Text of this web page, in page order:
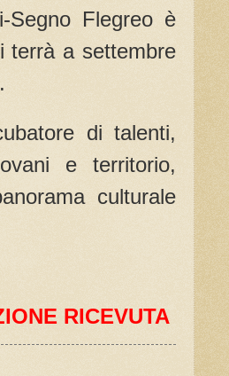
Segno Flegreo è
terrà a settembre
di talenti,
e territorio,
culturale
RICEVUTA